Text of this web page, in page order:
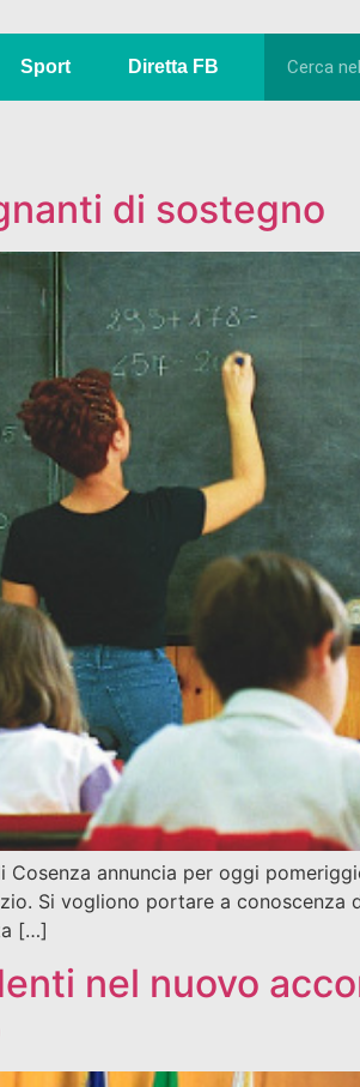
Sport Diretta FB
di sostegno
annuncia per oggi
Si vogliono portare a
[…]
nel nuovo